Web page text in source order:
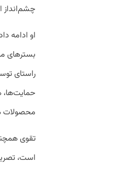
او ادامه
بسترهای
راستای
حمایت‌ها،
محصولات
است،